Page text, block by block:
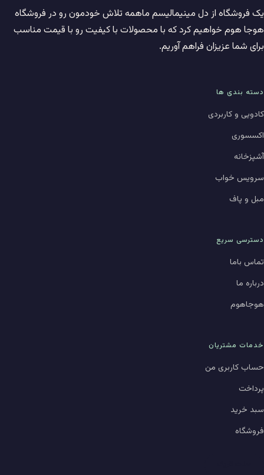
یک فروشگاه از دل مینیمالیسم ماهمه تلاش خودمون رو در فروشگاه
هوجا هوم خواهیم کرد که با محصولات با کیفیت رو با قیمت مناسب
برای شما عزیزان فراهم آوریم.
دسته بندی ها
کادویی و کاربردی
اکسسوری
آشپزخانه
سرویس خواب
مبل و پاف
دسترسی سریع
تماس باما
درباره ما
هوجاهوم
خدمات مشتریان
حساب کاربری من
پرداخت
سبد خرید
فروشگاه